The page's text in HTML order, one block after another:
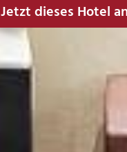
Jetzt dieses Hotel